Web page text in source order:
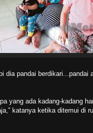
dia pandai berdikari...pandai
yang ada kadang-kadang
katanya ketika ditemui di